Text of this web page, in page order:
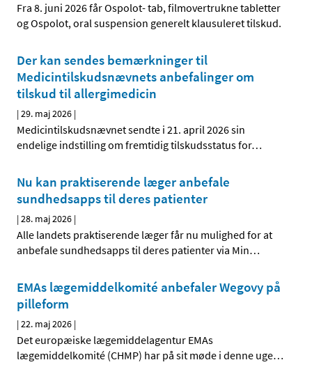
Fra 8. juni 2026 får Ospolot- tab, filmovertrukne tabletter
og Ospolot, oral suspension generelt klausuleret tilskud.
Der kan sendes bemærkninger til
Medicintilskudsnævnets anbefalinger om
tilskud til allergimedicin
|29. maj 2026 |
Medicintilskudsnævnet sendte i 21. april 2026 sin
endelige indstilling om fremtidig tilskudsstatus for…
Nu kan praktiserende læger anbefale
sundhedsapps til deres patienter
|28. maj 2026 |
Alle landets praktiserende læger får nu mulighed for at
anbefale sundhedsapps til deres patienter via Min…
EMAs lægemiddelkomité anbefaler Wegovy på
pilleform
|22. maj 2026 |
Det europæiske lægemiddelagentur EMAs
lægemiddelkomité (CHMP) har på sit møde i denne uge…